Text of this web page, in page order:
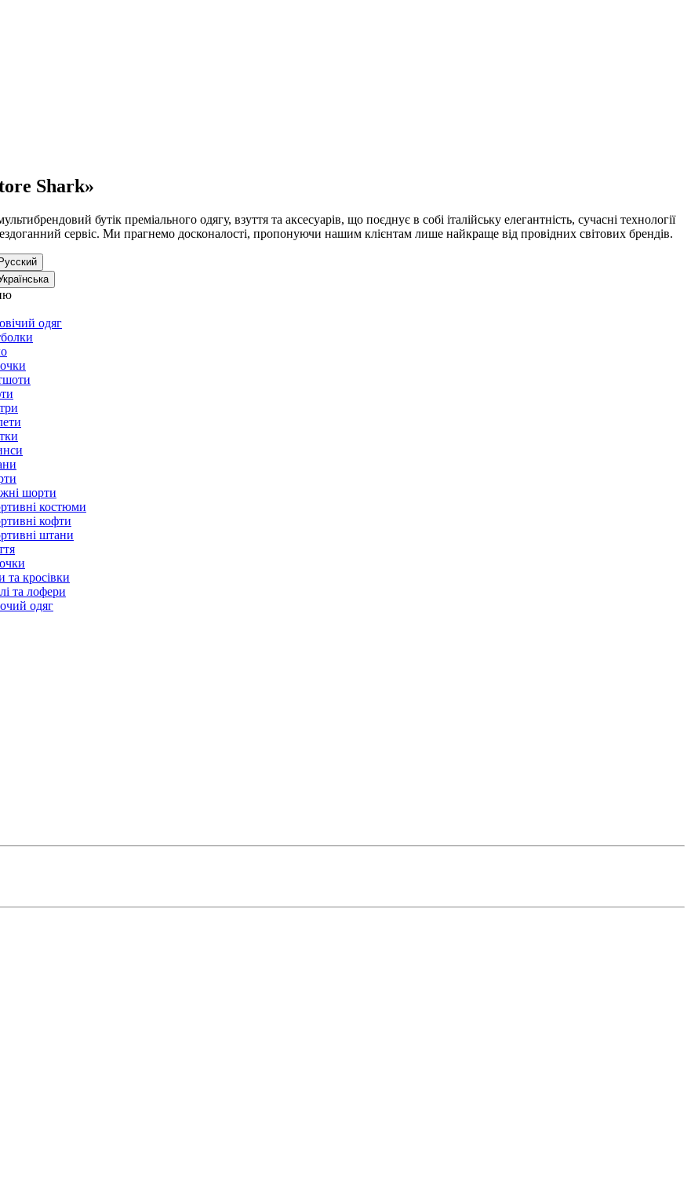
Shark»
бутік преміального одягу, взуття та аксесуарів, що поєднує в собі італійську елегантність, сучасні технології
сервіс. Ми прагнемо досконалості, пропонуючи нашим клієнтам лише найкраще від провідних світових брендів.
одяг
шорти
костюми
кофти
штани
та кросівки
та лофери
одяг